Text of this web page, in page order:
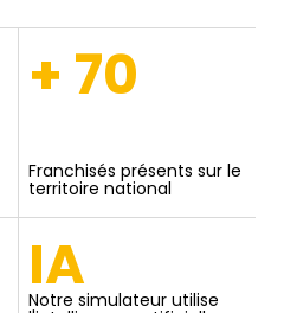
+ 70
Franchisés présents sur le
territoire national
IA
Notre simulateur utilise